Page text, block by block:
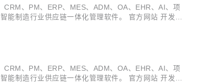
、PM、ERP、MES、ADM、OA、EHR、AI、项
能制造行业供应链一体化管理软件。 官方网站 开发文
、PM、ERP、MES、ADM、OA、EHR、AI、项
能制造行业供应链一体化管理软件。 官方网站 开发文